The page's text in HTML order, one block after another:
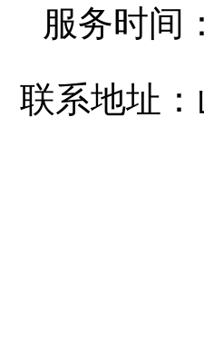
服务时间：
联系地址